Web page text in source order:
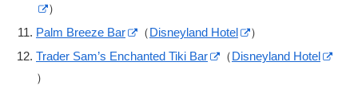
）
Palm Breeze Bar
（Disneyland Hotel
）
Trader Sam’s Enchanted Tiki Bar
（Disneyland Hotel
）